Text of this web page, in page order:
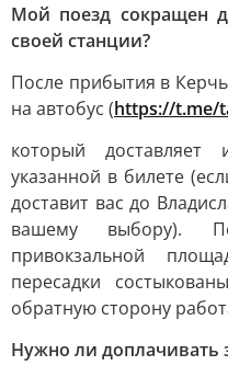
Мой поезд сокращен
своей станции?
После прибытия в
на автобус (https://t.me/
который
указанной в билете
доставит вас до
вашему выбору).
привокзальной
пересадки
обратную сторону
Нужно ли доплачивать